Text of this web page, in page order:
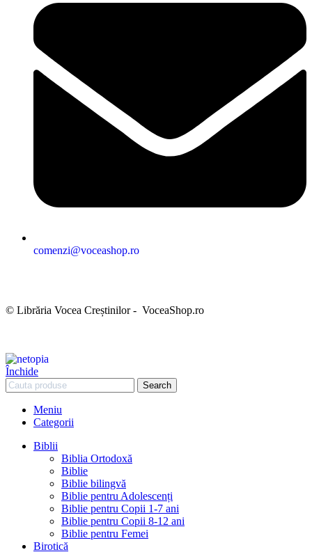
comenzi@voceashop.ro
© Librăria Vocea Creștinilor - VoceaShop.ro
Închide
Search
Meniu
Categorii
Biblii
Biblia Ortodoxă
Biblie
Biblie bilingvă
Biblie pentru Adolescenți
Biblie pentru Copii 1-7 ani
Biblie pentru Copii 8-12 ani
Biblie pentru Femei
Birotică